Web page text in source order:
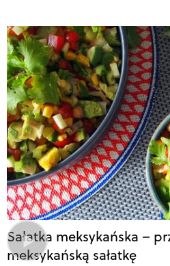
Sałatka meksykańska –
meksykańską sałatkę